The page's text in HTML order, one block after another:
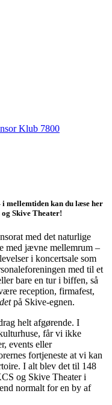
Klub 7800
i mellemtiden kan du læse her
Skive Theater!
med det naturlige
med jævne mellemrum –
i koncertsale som
med til et
bare en tur i biffen, så
reception, firmafest,
på Skive-egnen.
helt afgørende. I
får vi ikke
events eller
fortjeneste at vi kan
I alt blev det til 148
og Skive Theater i
normalt for en by af